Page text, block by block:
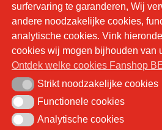
Voorwaarden
Levering
Privacy
Retourneren
Algemene voorwaarden
surfervaring te garanderen, Wij
andere noodzakelijke cookies,
analytische cookies. Vink
cookies wij mogen bijhouden van
Ontdek welke cookies Fanshop
Strikt noodzakelijke cookies
Strikt noodzakelijke cookies
Functionele cookies
Functionele cookies
Analytische cookies
Analytische cookies